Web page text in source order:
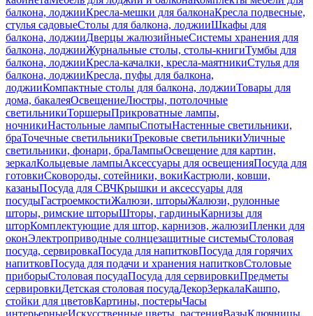
балкона, лоджииКресла-мешки для балконаКресла подвесные,
стулья садовыеСтолы для балкона, лоджииШкафы для
балкона, лоджииДверцы жалюзийныеСистемы хранения для
балкона, лоджииЖурнальные столы, столы-книгиТумбы для
балкона, лоджииКресла-качалки, кресла-маятникиСтулья для
балкона, лоджииКресла, пуфы для балкона,
лоджииКомпактные столы для балкона, лоджииТовары для
дома, бакалеяОсвещениеЛюстры, потолочные
светильникиТоршерыПрикроватные лампы,
ночникиНастольные лампыСпотыНастенные светильники,
браТочечные светильникиТрековые светильникиУличные
светильники, фонари, браЛампыОсвещение для картин,
зеркалКольцевые лампыАксессуары для освещенияПосуда для
готовкиСковороды, сотейники, вокиКастрюли, ковши,
казаныПосуда для СВЧКрышки и аксессуары для
посудыГастроемкостиЖалюзи, шторыЖалюзи, рулонные
шторы, римские шторыШторы, гардиныКарнизы для
шторКомплектующие для штор, карнизов, жалюзиПленки для
оконЭлектроприводные солнцезащитные системыСтоловая
посуда, сервировкаПосуда для напитковПосуда для горячих
напитковПосуда для подачи и хранения напитковСтоловые
приборыСтоловая посудаПосуда для сервировкиПредметы
сервировкиДетская столовая посудаДекорЗеркалаКашпо,
стойки для цветовКартины, постерыЧасы
интерьерныеИскусственные цветы, растенияВазыКлючницы,